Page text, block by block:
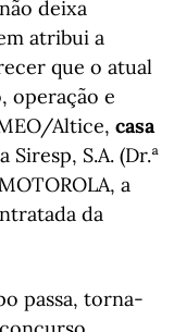
deixa
atribui a
que o atual
operação e
Altice, casa
Siresp, S.A. (Dr.ª
a
da
passa, torna-